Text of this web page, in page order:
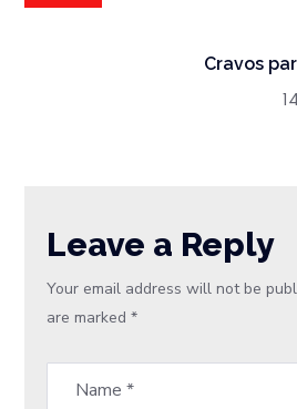
Cravos
Leave a Reply
Your email address will not be
are marked*